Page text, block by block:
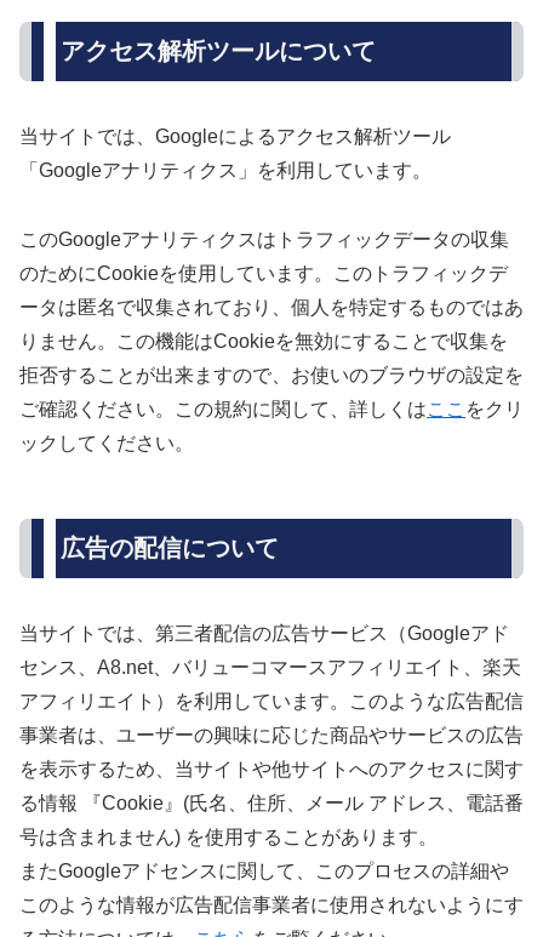
アクセス解析ツールについて
当サイトでは、Googleによるアクセス解析ツール
「Googleアナリティクス」を利用しています。
このGoogleアナリティクスはトラフィックデータの収集
のためにCookieを使用しています。このトラフィックデ
ータは匿名で収集されており、個人を特定するものではあ
りません。この機能はCookieを無効にすることで収集を
拒否することが出来ますので、お使いのブラウザの設定を
ご確認ください。この規約に関して、詳しくはここ をクリ
ックしてください。
広告の配信について
当サイトでは、第三者配信の広告サービス（Googleアド
センス、A8.net、バリューコマースアフィリエイト、楽天
アフィリエイト）を利用しています。このような広告配信
事業者は、ユーザーの興味に応じた商品やサービスの広告
を表示するため、当サイトや他サイトへのアクセスに関す
る情報 『Cookie』(氏名、住所、メール アドレス、電話番
号は含まれません) を使用することがあります。
またGoogleアドセンスに関して、このプロセスの詳細や
このような情報が広告配信事業者に使用されないようにす